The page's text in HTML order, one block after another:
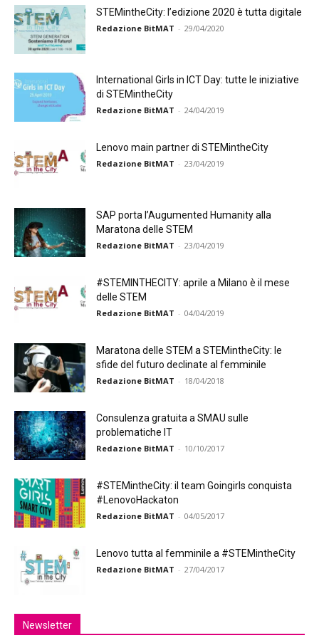
STEMintheCity: l’edizione 2020 è tutta digitale
Redazione BitMAT - 29/04/2020
International Girls in ICT Day: tutte le iniziative
di STEMintheCity
Redazione BitMAT - 24/04/2019
Lenovo main partner di STEMintheCity
Redazione BitMAT - 23/04/2019
SAP porta l’Augumented Humanity alla
Maratona delle STEM
Redazione BitMAT - 23/04/2019
#STEMINTHECITY: aprile a Milano è il mese
delle STEM
Redazione BitMAT - 04/04/2019
Maratona delle STEM a STEMintheCity: le
sfide del futuro declinate al femminile
Redazione BitMAT - 18/04/2018
Consulenza gratuita a SMAU sulle
problematiche IT
Redazione BitMAT - 10/10/2017
#STEMintheCity: il team Goingirls conquista
#LenovoHackaton
Redazione BitMAT - 04/05/2017
Lenovo tutta al femminile a #STEMintheCity
Redazione BitMAT - 27/04/2017
Newsletter